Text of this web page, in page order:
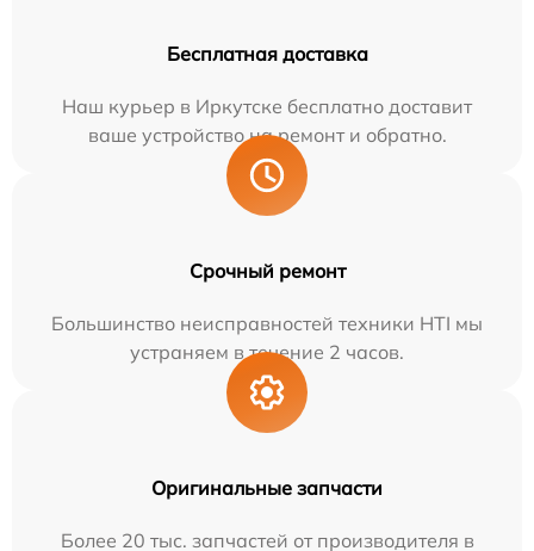
Бесплатная доставка
Наш курьер в Иркутске бесплатно доставит
ваше устройство на ремонт и обратно.
Срочный ремонт
Большинство неисправностей техники HTI мы
устраняем в течение 2 часов.
Оригинальные запчасти
Более 20 тыс. запчастей от производителя в